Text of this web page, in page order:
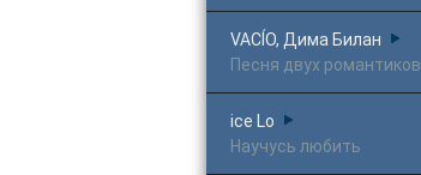
VACÍO, Дима Билан
Песня двух романтиков
ice Lo
Научусь любить